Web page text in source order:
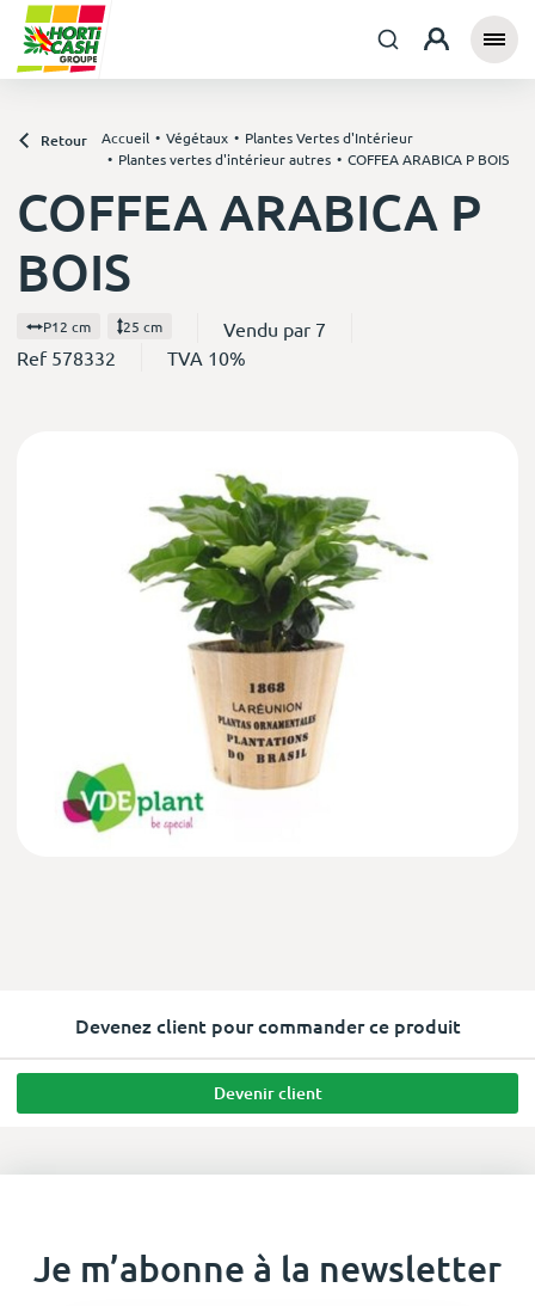
Retour Accueil Végétaux
Plantes Vertes d'Intérieur
Plantes vertes d'intérieur autres
COFFEA ARABICA P BOIS
COFFEA ARABICA P
BOIS
P12 cm 25 cm
Vendu par 7
Ref 578332
TVA 10%
Devenez client pour commander ce produit
Devenir client
Je m’abonne à la newsletter